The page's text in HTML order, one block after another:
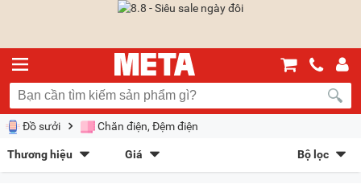
Đồ sưởi Chăn điện, Đệm điện
Thương hiệu
HoMedics (3)
Giá
Sắp xếp theo
Bộ lọc